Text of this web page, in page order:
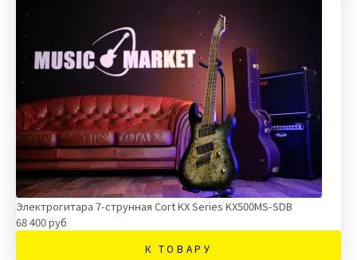
Электрогитара 7-струнная Cort KX Series KX500MS-SDB
68 400 руб
К ТОВАРУ